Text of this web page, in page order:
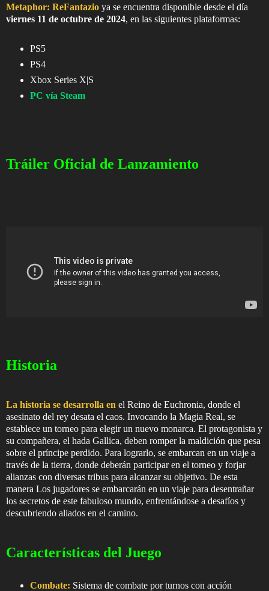
Metaphor: ReFantazio ya se encuentra disponible desde el día
viernes 11 de octubre de 2024, en las siguientes plataformas:
PS5
PS4
Xbox Series X|S
PC vía Steam
Tráiler Oficial de Lanzamiento
Historia
La historia se desarrolla en el Reino de Euchronia, donde el
asesinato del rey desata el caos. Invocando la Magia Real, se
establece un torneo para elegir un nuevo monarca. El protagonista y
su compañera, el hada Gallica, deben romper la maldición que pesa
sobre el príncipe perdido. Para lograrlo, se embarcan en un viaje a
través de la tierra, donde deberán participar en el torneo y forjar
alianzas con diversas tribus para alcanzar su objetivo. De esta
manera Los jugadores se embarcarán en un viaje para desentrañar
los secretos de este fabuloso mundo, enfrentándose a desafíos y
descubriendo aliados en el camino.
Características del Juego
Combate: Sistema de combate por turnos con acción